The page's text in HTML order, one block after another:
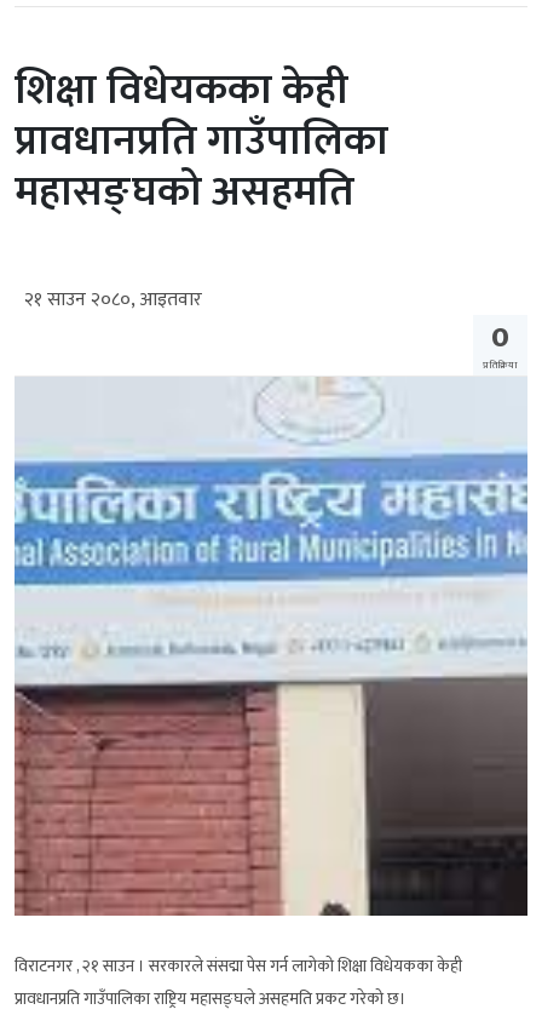
शिक्षा विधेयकका केही
प्रावधानप्रति गाउँपालिका
महासङ्घको असहमति
२१ साउन २०८०, आइतवार
0
प्रतिक्रिया
विराटनगर , २१ साउन । सरकारले संसद्मा पेस गर्न लागेको शिक्षा विधेयकका केही
प्रावधानप्रति गाउँपालिका राष्ट्रिय महासङ्घले असहमति प्रकट गरेको छ।